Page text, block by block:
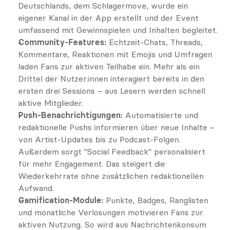
Deutschlands, dem Schlagermove, wurde ein
eigener Kanal in der App erstellt und der Event
umfassend mit Gewinnspielen und Inhalten begleitet.
Community-Features: Echtzeit-Chats, Threads,
Kommentare, Reaktionen mit Emojis und Umfragen
laden Fans zur aktiven Teilhabe ein. Mehr als ein
Drittel der Nutzer:innen interagiert bereits in den
ersten drei Sessions – aus Lesern werden schnell
aktive Mitglieder.
Push-Benachrichtigungen: Automatisierte und
redaktionelle Pushs informieren über neue Inhalte –
von Artist-Updates bis zu Podcast-Folgen.
Außerdem sorgt "Social Feedback" personalisiert
für mehr Engagement. Das steigert die
Wiederkehrrate ohne zusätzlichen redaktionellen
Aufwand.
Gamification-Module: Punkte, Badges, Ranglisten
und monatliche Verlosungen motivieren Fans zur
aktiven Nutzung. So wird aus Nachrichtenkonsum